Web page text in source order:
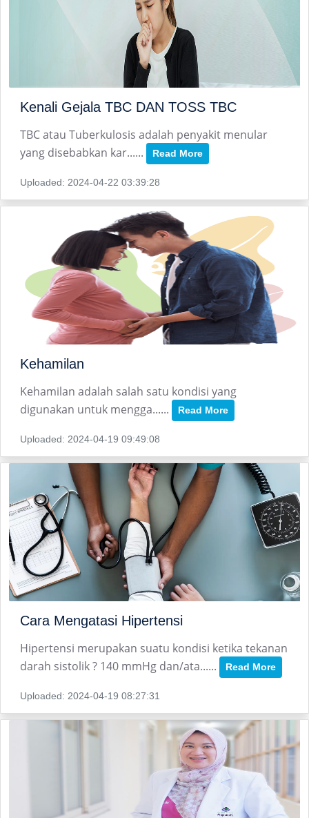
Kenali Gejala TBC DAN TOSS TBC
TBC atau Tuberkulosis adalah penyakit menular
yang disebabkan kar......
Read More
Uploaded: 2024-04-22 03:39:28
Kehamilan
Kehamilan adalah salah satu kondisi yang
digunakan untuk mengga......
Read More
Uploaded: 2024-04-19 09:49:08
Cara Mengatasi Hipertensi
Hipertensi merupakan suatu kondisi ketika tekanan
darah sistolik ? 140 mmHg dan/ata......
Read More
Uploaded: 2024-04-19 08:27:31